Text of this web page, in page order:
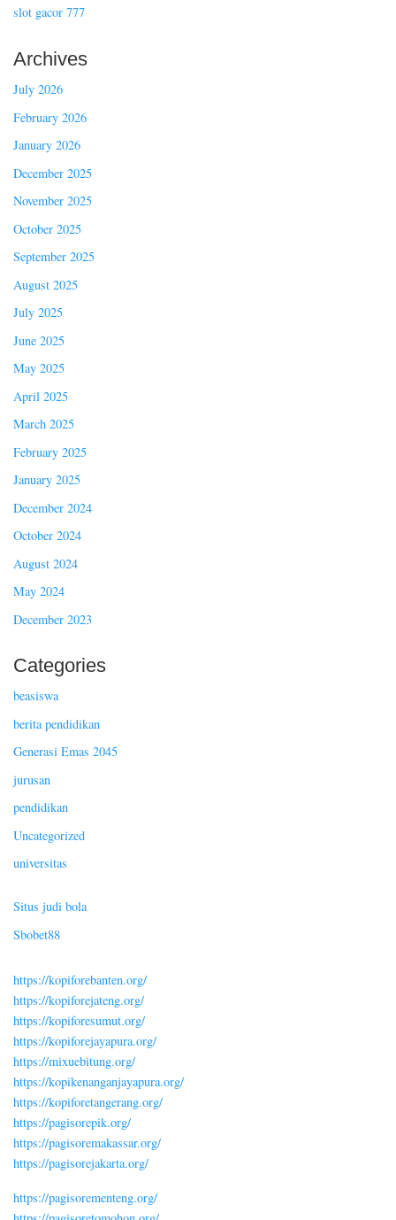
slot gacor 777
Archives
July 2026
February 2026
January 2026
December 2025
November 2025
October 2025
September 2025
August 2025
July 2025
June 2025
May 2025
April 2025
March 2025
February 2025
January 2025
December 2024
October 2024
August 2024
May 2024
December 2023
Categories
beasiswa
berita pendidikan
Generasi Emas 2045
jurusan
pendidikan
Uncategorized
universitas
Situs judi bola
Sbobet88
https://kopiforebanten.org/
https://kopiforejateng.org/
https://kopiforesumut.org/
https://kopiforejayapura.org/
https://mixuebitung.org/
https://kopikenanganjayapura.org/
https://kopiforetangerang.org/
https://pagisorepik.org/
https://pagisoremakassar.org/
https://pagisorejakarta.org/
https://pagisorementeng.org/